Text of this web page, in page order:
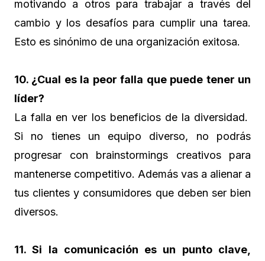
motivando a otros para trabajar a través del
cambio y los desafíos para cumplir una tarea.
Esto es sinónimo de una organización exitosa.
10. ¿Cual es la peor falla que puede tener un
líder?
La falla en ver los beneficios de la diversidad.
Si no tienes un equipo diverso, no podrás
progresar con brainstormings creativos para
mantenerse competitivo. Además vas a alienar a
tus clientes y consumidores que deben ser bien
diversos.
11. Si la comunicación es un punto clave,